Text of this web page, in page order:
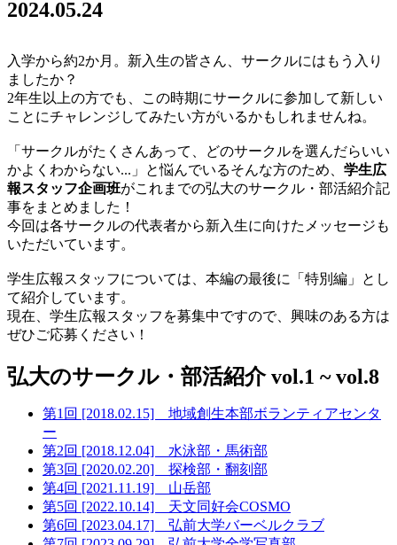
2024.05.24
入学から約2か月。新入生の皆さん、サークルにはもう入り
ましたか？
2年生以上の方でも、この時期にサークルに参加して新しい
ことにチャレンジしてみたい方がいるかもしれませんね。
「サークルがたくさんあって、どのサークルを選んだらいい
かよくわからない...」と悩んでいるそんな方のため、 学生広
報スタッフ企画班がこれまでの弘大のサークル・部活紹介記
事をまとめました！
今回は各サークルの代表者から新入生に向けたメッセージも
いただいています。
学生広報スタッフについては、本編の最後に「特別編」とし
て紹介しています。
現在、学生広報スタッフを募集中ですので、興味のある方は
ぜひご応募ください！
弘大のサークル・部活紹介 vol.1 ~ vol.8
第1回 [2018.02.15] 地域創生本部ボランティアセンタ
ー
第2回 [2018.12.04] 水泳部・馬術部
第3回 [2020.02.20] 探検部・翻刻部
第4回 [2021.11.19] 山岳部
第5回 [2022.10.14] 天文同好会COSMO
第6回 [2023.04.17] 弘前大学バーベルクラブ